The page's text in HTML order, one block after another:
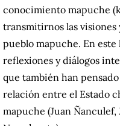
conocimiento mapuche
transmitirnos las visiones
pueblo mapuche. En este
reflexiones y diálogos
que también han
relación entre el Estado
mapuche (Juan Ñanculef,